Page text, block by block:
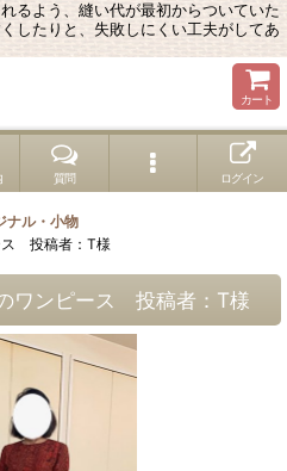
るよう、縫い代が最初からついていた
したりと、失敗しにくい工夫がしてあ
カート
質問 ログイン
ナル・小物
ス 投稿者：T様
ワンピース 投稿者：T様